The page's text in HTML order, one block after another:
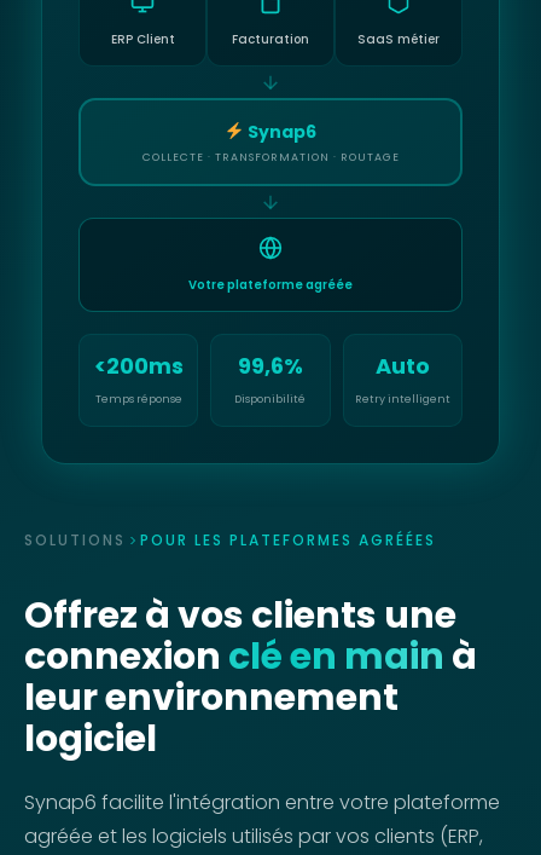
SOLUTIONS POUR LES PLATEFORMES AGRÉÉES
Offrez à vos clients une
connexion clé en main à
leur environnement
logiciel
Synap6 facilite l'intégration entre votre plateforme
agréée et les logiciels utilisés par vos clients (ERP,
ERP Client Facturation SaaS métier
Synap6
COLLECTE · TRANSFORMATION · ROUTAGE
Votre plateforme agréée
<200ms
Temps réponse
99,6%
Disponibilité
Auto
Retry intelligent